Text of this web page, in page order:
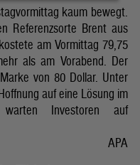
kaum bewegt.
Referenzsorte Brent aus
am Vormittag 79,75
als am Vorabend. Der
von 80 Dollar. Unter
auf eine Lösung im
warten Investoren auf
APA